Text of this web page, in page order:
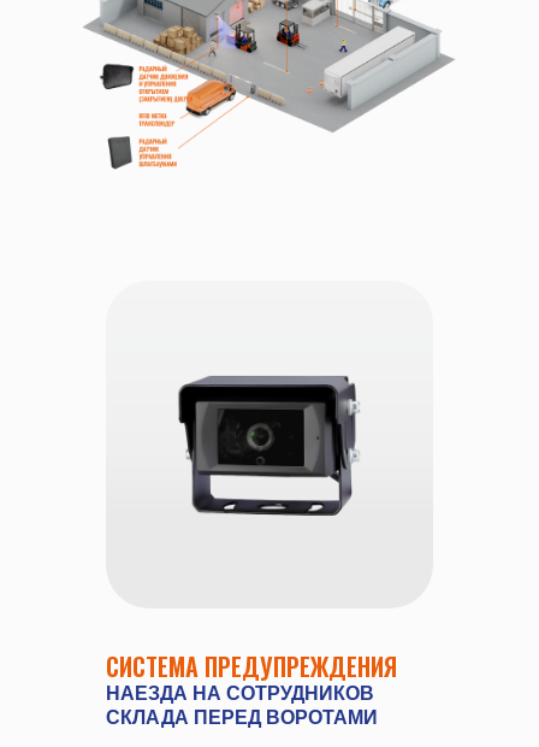
СИСТЕМА ПРЕДУПРЕЖДЕНИЯ
НАЕЗДА НА СОТРУДНИКОВ
СКЛАДА ПЕРЕД ВОРОТАМИ